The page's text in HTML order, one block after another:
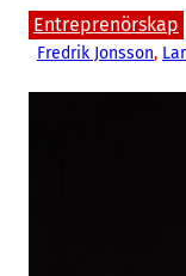
Entreprenörskap
Fredrik Jonsson,